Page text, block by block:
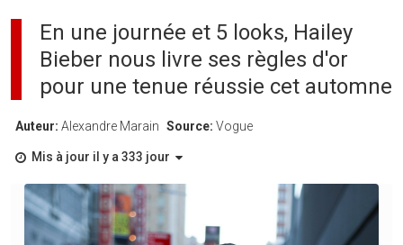
En une journée et 5 looks, Hailey
Bieber nous livre ses règles d'or
pour une tenue réussie cet automne
Auteur: Alexandre Marain Source: Vogue
Mis à jour il y a 333 jour